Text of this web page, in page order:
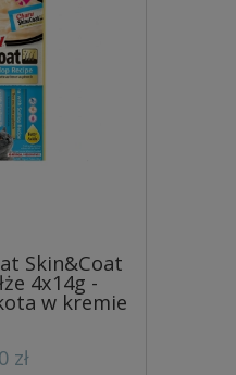
Skin&Coat
4x14g -
w kremie
zł